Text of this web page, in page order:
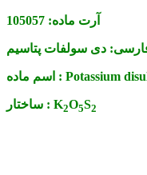
آرت ماده: 105057
دی سولفات پتاسیم
اسم ماده : Potassium
ساختار : K2O5S2